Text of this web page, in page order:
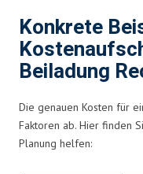
Konkrete
Beiladung
Die genauen Kosten für
Faktoren ab. Hier finden
Planung helfen: